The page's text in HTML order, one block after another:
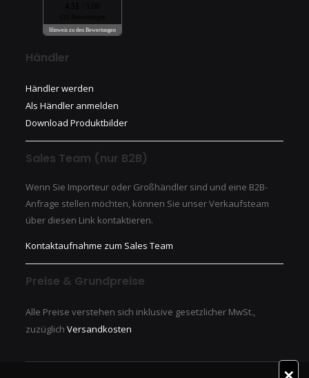
Hinweis zu den Bewertungen
Händler
Händler werden
Als Händler anmelden
Download Produktbilder
Sales Team (nur B2B)
Wenn Sie Importeur oder Großhändler sind und eine B2B-
Anfrage stellen möchten, können Sie unser Verkaufsteam
über diesen Link kontaktieren.
Kontaktaufnahme zum Sales Team
Preise & Grundpreise
Alle Preise verstehen sich inklusive gesetzlicher MwSt.,
zuzüglich Versandkosten